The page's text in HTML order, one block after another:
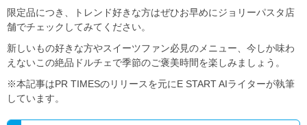
限定品につき、トレンド好きな方はぜひお早めにジョリーパスタ店
舗でチェックしてみてください。
新しいもの好きな方やスイーツファン必見のメニュー、今しか味わ
えないこの絶品ドルチェで季節のご褒美時間を楽しみましょう。
※本記事はPR TIMESのリリースを元にE START AIライターが執筆
しています。